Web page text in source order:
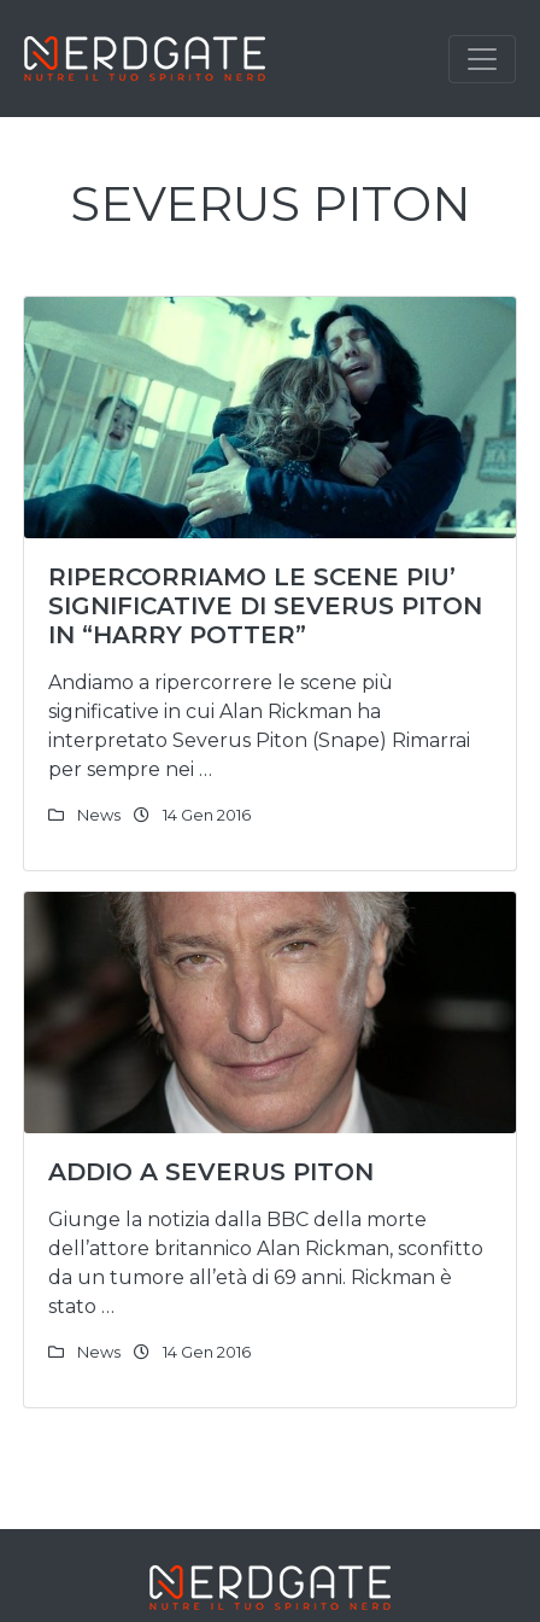
SEVERUS PITON
RIPERCORRIAMO LE SCENE PIU’
SIGNIFICATIVE DI SEVERUS PITON
IN “HARRY POTTER”
Andiamo a ripercorrere le scene più
significative in cui Alan Rickman ha
interpretato Severus Piton (Snape) Rimarrai
per sempre nei …
News 14 Gen 2016
ADDIO A SEVERUS PITON
Giunge la notizia dalla BBC della morte
dell’attore britannico Alan Rickman, sconfitto
da un tumore all’età di 69 anni. Rickman è
stato …
News 14 Gen 2016